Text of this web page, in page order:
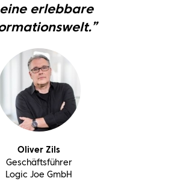
erlebbare
Oliver Zils
Geschäftsführer
Logic Joe GmbH